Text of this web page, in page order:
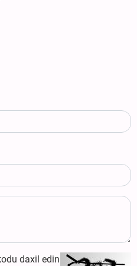
daxil edin